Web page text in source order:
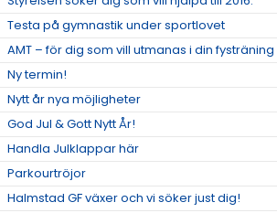
Testa på gymnastik under sportlovet
AMT – för dig som vill utmanas i din fysträning
Ny termin!
Nytt år nya möjligheter
God Jul & Gott Nytt År!
Handla Julklappar här
Parkourtröjor
Halmstad GF växer och vi söker just dig!